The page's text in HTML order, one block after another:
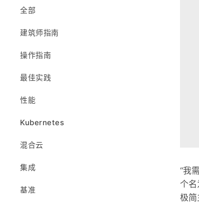
加密
对象不可变性
身份和访问管理
版本
使用Snowflake Data Cloud在MinIO上查询和
据，只需使用SnowSQL进行查询。
了
使
了解MinIO和Veeam如何合作，为各种备份用
了
务
全部
建筑师指南
操作指南
最佳实践
性能
Kubernetes
混合云
集成
基准
“我
个名
极简